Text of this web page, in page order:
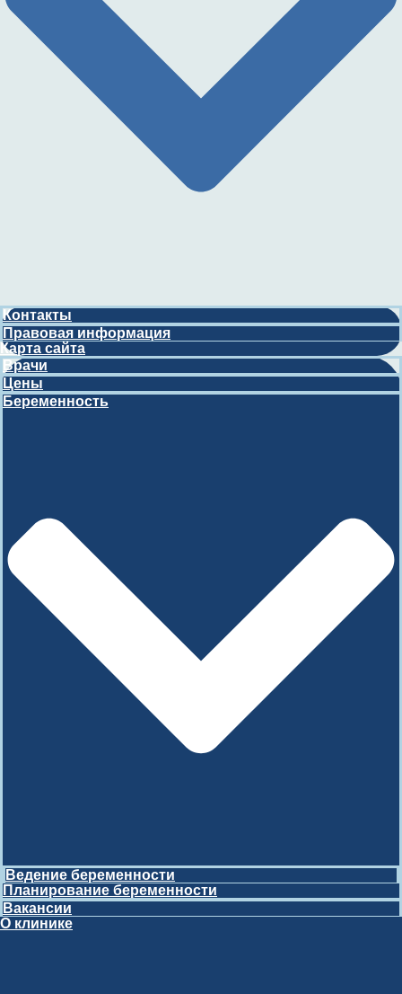
Контакты
Правовая информация
Карта сайта
Врачи
Цены
Беременность
Ведение беременности
Планирование беременности
Вакансии
О клинике